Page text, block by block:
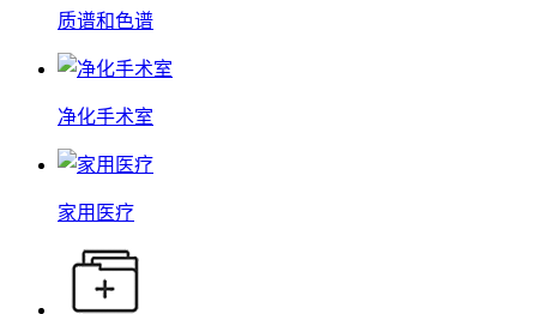
质谱和色谱
净化手术室
家用医疗